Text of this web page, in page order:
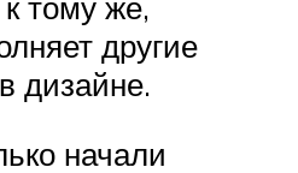
другие
дизайне.
начали